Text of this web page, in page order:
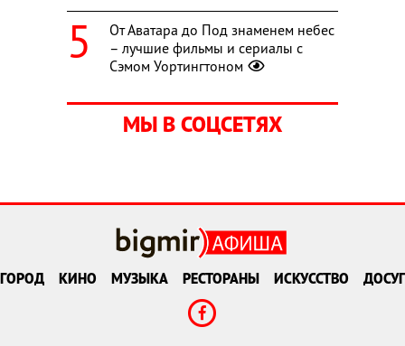
От Аватара до Под знаменем небес
– лучшие фильмы и сериалы с
Сэмом Уортингтоном
МЫ В СОЦСЕТЯХ
ГОРОД КИНО МУЗЫКА РЕСТОРАНЫ ИСКУССТВО ДОСУГ